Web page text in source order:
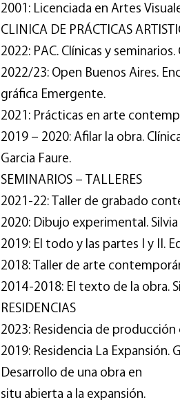
2001: Licenciada en Artes
CLINICA DE PRÁCTICAS
2022: PAC. Clínicas y
2022/23: Open Buenos Aires.
gráfica Emergente.
2021: Prácticas en arte
2019 – 2020: Afilar la obra.
Garcia Faure.
SEMINARIOS – TALLERES
2021-22: Taller de grabado
2020: Dibujo experimental.
2019: El todo y las partes I y II.
2018: Taller de arte
2014-2018: El texto de la obra.
RESIDENCIAS
2023: Residencia de producción
2019: Residencia La Expansión.
Desarrollo de una obra en
situ abierta a la expansión.